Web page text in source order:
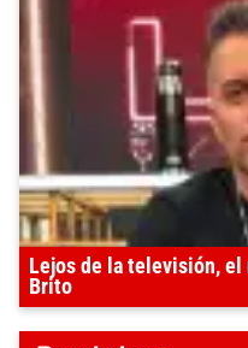
Lejos de la televisión,
Brito